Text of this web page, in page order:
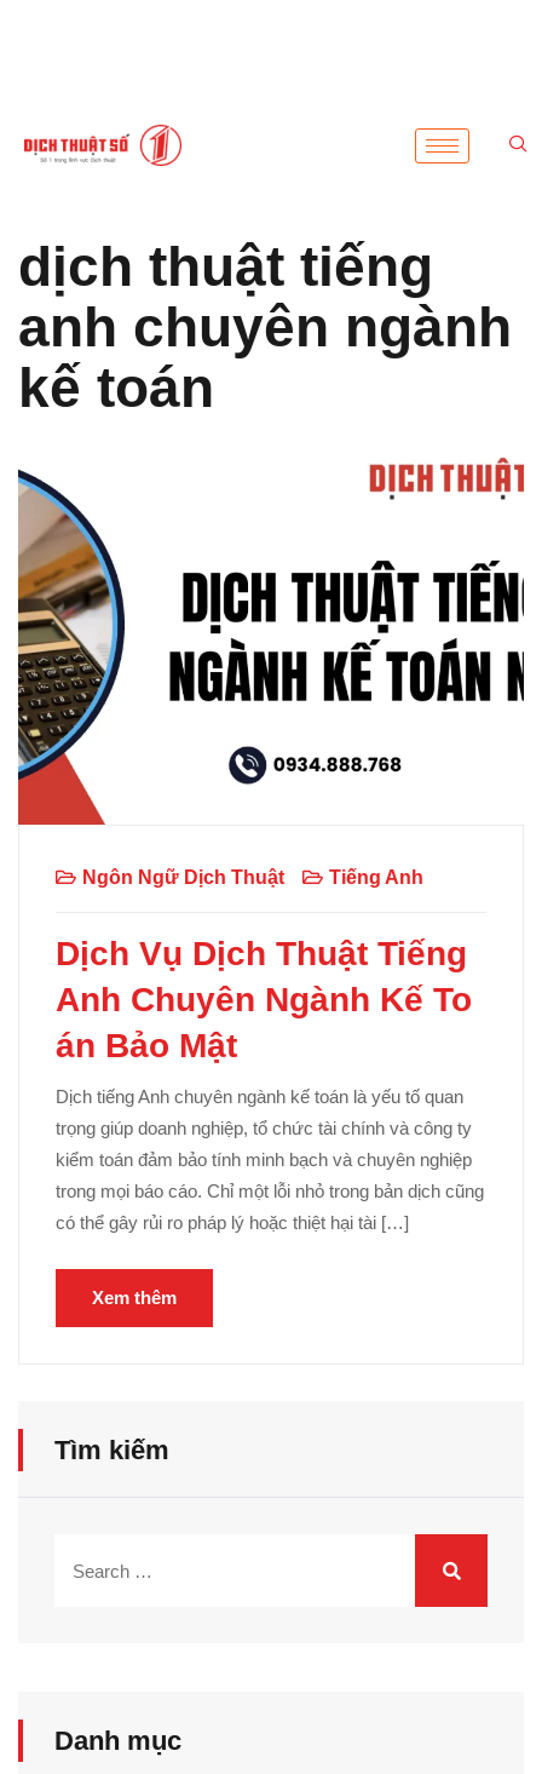
dịch thuật tiếng
anh chuyên ngành
kế toán
Ngôn Ngữ Dịch Thuật Tiếng Anh
Dịch Vụ Dịch Thuật Tiếng
Anh Chuyên Ngành Kế To
án Bảo Mật
Dịch tiếng Anh chuyên ngành kế toán là yếu tố quan
trọng giúp doanh nghiệp, tổ chức tài chính và công ty
kiểm toán đảm bảo tính minh bạch và chuyên nghiệp
trong mọi báo cáo. Chỉ một lỗi nhỏ trong bản dịch cũng
có thể gây rủi ro pháp lý hoặc thiệt hại tài […]
Xem thêm
Tìm kiếm
Danh mục